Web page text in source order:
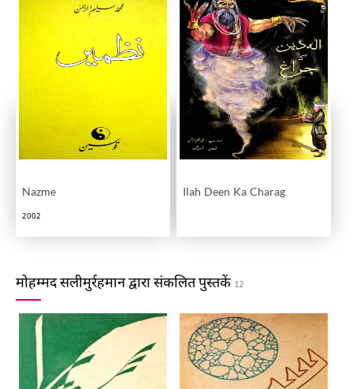
Nazme
2002
Ilah Deen Ka Charag
मोहम्मद सलीमुर्रहमान द्वारा संकलित पुस्तकें 12